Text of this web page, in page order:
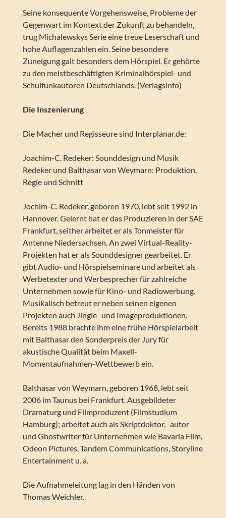
Seine konsequente Vorgehensweise, Probleme der
Gegenwart im Kontext der Zukunft zu behandeln,
trug Michalewskys Serie eine treue Leserschaft und
hohe Auflagenzahlen ein. Seine besondere
Zuneigung galt besonders dem Hörspiel. Er gehörte
zu den meistbeschäftigten Kriminalhörspiel- und
Schulfunkautoren Deutschlands. (Verlagsinfo)
Die Inszenierung
Die Macher und Regisseure sind Interplanar.de:
Joachim-C. Redeker: Sounddesign und Musik
Redeker und Balthasar von Weymarn: Produktion,
Regie und Schnitt
Jochim-C. Redeker, geboren 1970, lebt seit 1992 in
Hannover. Gelernt hat er das Produzieren in der SAE
Frankfurt, seither arbeitet er als Tonmeister für
Antenne Niedersachsen. An zwei Virtual-Reality-
Projekten hat er als Sounddesigner gearbeitet. Er
gibt Audio- und Hörspielseminare und arbeitet als
Werbetexter und Werbesprecher für zahlreiche
Unternehmen sowie für Kino- und Radiowerbung.
Musikalisch betreut er neben seinen eigenen
Projekten auch Jingle- und Imageproduktionen.
Bereits 1988 brachte ihm eine frühe Hörspielarbeit
mit Balthasar den Sonderpreis der Jury für
akustische Qualität beim Maxell-
Momentaufnahmen-Wettbewerb ein.
Balthasar von Weymarn, geboren 1968, lebt seit
2006 im Taunus bei Frankfurt. Ausgebildeter
Dramaturg und Filmproduzent (Filmstudium
Hamburg); arbeitet auch als Skriptdoktor, -autor
und Ghostwriter für Unternehmen wie Bavaria Film,
Odeon Pictures, Tandem Communications, Storyline
Entertainment u. a.
Die Aufnahmeleitung lag in den Händen von
Thomas Weichler.